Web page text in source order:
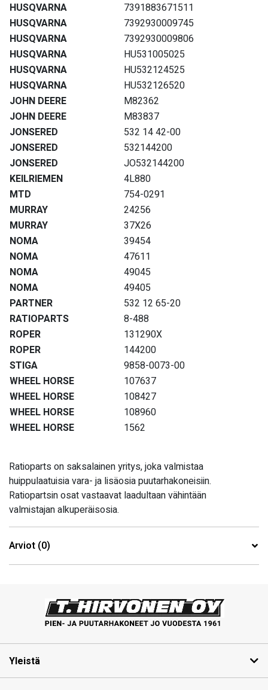
HUSQVARNA
7391883671511
HUSQVARNA
7392930009745
HUSQVARNA
7392930009806
HUSQVARNA
HU531005025
HUSQVARNA
HU532124525
HUSQVARNA
HU532126520
JOHN DEERE
M82362
JOHN DEERE
M83837
JONSERED
532 14 42-00
JONSERED
532144200
JONSERED
JO532144200
KEILRIEMEN
4L880
MTD
754-0291
MURRAY
24256
MURRAY
37X26
NOMA
39454
NOMA
47611
NOMA
49045
NOMA
49405
PARTNER
532 12 65-20
RATIOPARTS
8-488
ROPER
131290X
ROPER
144200
STIGA
9858-0073-00
WHEEL HORSE
107637
WHEEL HORSE
108427
WHEEL HORSE
108960
WHEEL HORSE
1562
Ratioparts on saksalainen yritys, joka valmistaa
huippulaatuisia vara- ja lisäosia puutarhakoneisiin.
Ratiopartsin osat vastaavat laadultaan vähintään
valmistajan alkuperäisosia.
Arviot (0)
Yleistä